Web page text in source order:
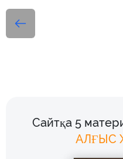
Сайтқа 5
АЛҒЫС